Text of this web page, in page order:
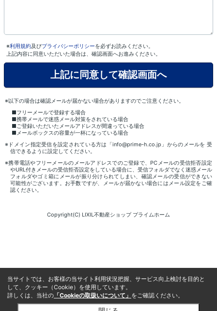
※利用規約及びプライバシーポリシーを必ずお読みください。
上記内容に同意いただいた場合は、確認画面へお進みください。
※以下の場合は確認メールが届かない場合がありますのでご注意ください。
■フリーメールで登録する場合
■携帯メールで迷惑メール対策をされている場合
■ご登録いただいたメールアドレスが間違っている場合
■メールボックスの容量が一杯になっている場合
※ドメイン指定受信を設定されている方は「info@prime-h.co.jp」からのメールを 受
信できるように設定してください。
※携帯電話やフリーメールのメールアドレスでのご登録で、PCメールの受信拒否設定
やURL付きメールの受信拒否設定をしている場合に、受信フォルダでなく迷惑メール
フォルダやゴミ箱にメールが振り分けられてしまい、確認メールの受信ができない
可能性がございます。お手数ですが、メールが届かない場合にはメール設定をご確
認ください。
Copyright(C) LIXIL不動産ショップ プライムホーム
当サイトでは、お客様の当サイト利用状況把握、サービス向上検討を目的と
して、クッキー（Cookie）を使用しています。
詳しくは、当社の 「Cookieの取扱いについて」 をご確認ください。